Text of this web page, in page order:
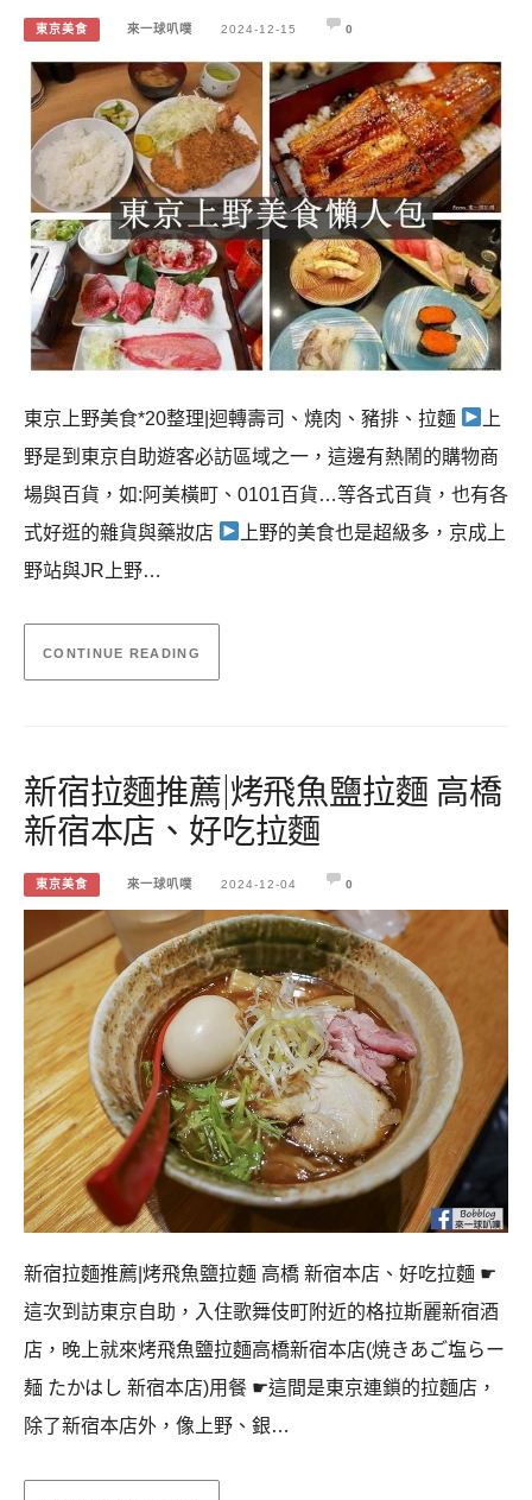
東京美食 來一球叭噗 2024-12-15 0
東京上野美食*20整理|迴轉壽司、燒肉、豬排、拉麵
上
野是到東京自助遊客必訪區域之一，這邊有熱鬧的購物商
場與百貨，如:阿美橫町、0101百貨…等各式百貨，也有各
式好逛的雜貨與藥妝店
上野的美食也是超級多，京成上
野站與JR上野…
CONTINUE READING
新宿拉麵推薦|烤飛魚鹽拉麵 高橋
新宿本店、好吃拉麵
東京美食 來一球叭噗 2024-12-04 0
新宿拉麵推薦|烤飛魚鹽拉麵 高橋 新宿本店、好吃拉麵 ☛
這次到訪東京自助，入住歌舞伎町附近的格拉斯麗新宿酒
店，晚上就來烤飛魚鹽拉麵高橋新宿本店(焼きあご塩らー
麺 たかはし 新宿本店)用餐 ☛這間是東京連鎖的拉麵店，
除了新宿本店外，像上野、銀…